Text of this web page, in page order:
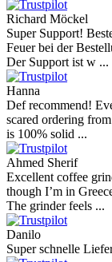
Richard Möckel
Super Support!
Feuer bei der
Der Support ist w ...
Hanna
Def recommend!
scared ordering
is 100% solid ...
Ahmed Sherif
Excellent coffee
though I’m in
The grinder feels ...
Danilo
Super schnelle